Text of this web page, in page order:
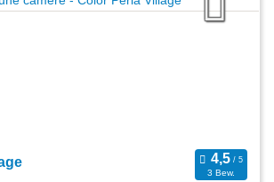
3 Bew.